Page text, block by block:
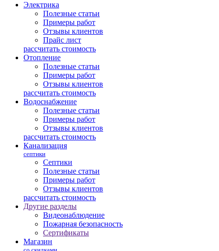
Электрика
Полезные статьи
Примеры работ
Отзывы клиентов
Прайс лист
рассчитать стоимость
Отопление
Полезные статьи
Примеры работ
Отзывы клиентов
рассчитать стоимость
Водоснабжение
Полезные статьи
Примеры работ
Отзывы клиентов
рассчитать стоимость
Канализация
септики
Септики
Полезные статьи
Примеры работ
Отзывы клиентов
рассчитать стоимость
Другие разделы
Видеонаблюдение
Пожарная безопасность
Сертификаты
Магазин